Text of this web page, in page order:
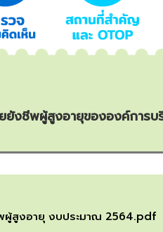
ยังชีพผู้สูงอายุขององค์การ
ผู้สูงอายุ งบประมาณ 2564.pdf